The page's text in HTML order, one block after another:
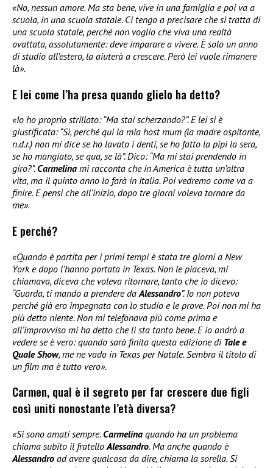
«No, nessun amore. Ma sta bene, vive in una famiglia e poi va a
scuola, in una scuola statale. Ci tengo a precisare che si tratta di
una scuola statale, perché non voglio che viva una realtà
ovattata, assolutamente: deve imparare a vivere. È solo un anno
di studio all’estero, la aiuterà a crescere. Però lei vuole rimanere
là».
E lei come l’ha presa quando glielo ha detto?
«Io ho proprio strillato: “Ma stai scherzando?”. E lei si è
giustificata: “Sì, perché qui la mia host mum (la madre ospitante,
n.d.r.) non mi dice se ho lavato i denti, se ho fatto la pipì la sera,
se ho mangiato, se qua, se là”. Dico: “Ma mi stai prendendo in
giro?”. Carmelina mi racconta che in America è tutta un’altra
vita, ma il quinto anno lo farà in Italia. Poi vedremo come va a
finire. E pensi che all’inizio, dopo tre giorni voleva tornare da
me».
E perché?
«Quando è partita per i primi tempi è stata tre giorni a New
York e dopo l’hanno portata in Texas. Non le piaceva, mi
chiamava, diceva che voleva ritornare, tanto che io dicevo:
“Guarda, ti mando a prendere da Alessandro”. Io non potevo
perché già ero impegnata con lo studio e le prove. Poi non mi ha
più detto niente. Non mi telefonava più come prima e
all’improvviso mi ha detto che lì sta tanto bene. E io andrò a
vedere se è vero: quando sarà finita questa edizione di Tale e
Quale Show, me ne vado in Texas per Natale. Sembra il titolo di
un film ma è tutto vero».
Carmen, qual è il segreto per far crescere due figli
così uniti nonostante l’età diversa?
«Si sono amati sempre. Carmelina quando ha un problema
chiama subito il fratelloAlessandro. Ma anche quando è
Alessandro ad avere qualcosa da dire, chiama la sorella. Si